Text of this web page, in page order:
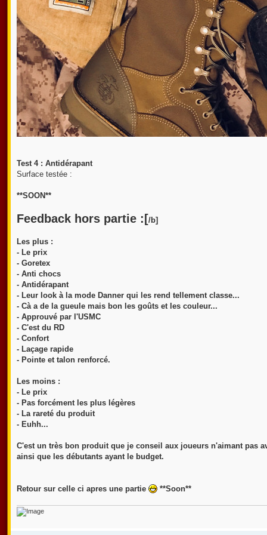
Test 4 : Antidérapant
Surface testée :
**SOON**
Feedback hors partie :[/b]
Les plus :
- Le prix
- Goretex
- Anti chocs
- Antidérapant
- Leur look à la mode Danner qui les rend tellement classe...
- Cà a de la gueule mais bon les goûts et les couleur...
- Approuvé par l'USMC
- C'est du RD
- Confort
- Laçage rapide
- Pointe et talon renforcé.
Les moins :
- Le prix
- Pas forcément les plus légères
- La rareté du produit
- Euhh...
C'est un très bon produit que je conseil aux joueurs n'aimant pas
ainsi que les débutants ayant le budget.
Retour sur celle ci apres une partie **Soon**